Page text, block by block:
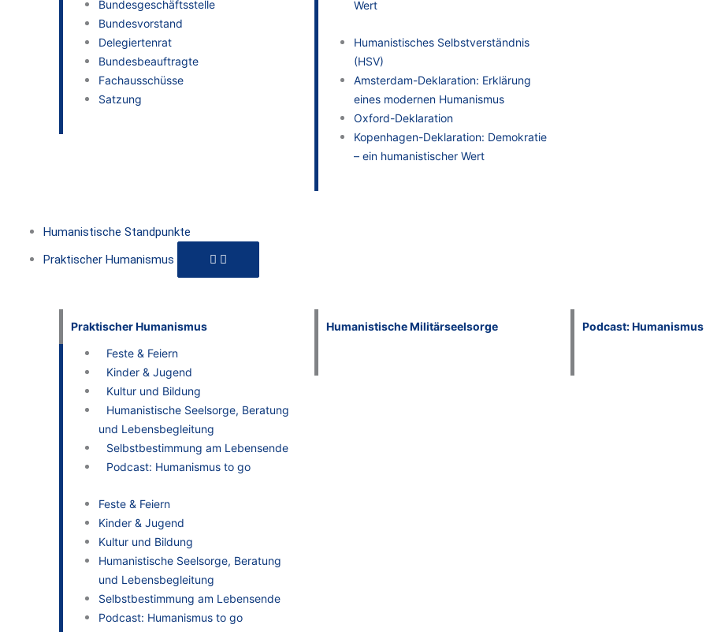
Bundesgeschäftsstelle
Bundesvorstand
Delegiertenrat
Bundesbeauftragte
Fachausschüsse
Satzung
Wert
Humanistisches Selbstverständnis
(HSV)
Amsterdam-Deklaration: Erklärung
eines modernen Humanismus
Oxford-Deklaration
Kopenhagen-Deklaration: Demokratie
– ein humanistischer Wert
Humanistische Standpunkte
Praktischer Humanismus
Praktischer Humanismus
Feste & Feiern
Kinder & Jugend
Kultur und Bildung
Humanistische Seelsorge, Beratung
und Lebensbegleitung
Selbstbestimmung am Lebensende
Podcast: Humanismus to go
Feste & Feiern
Kinder & Jugend
Kultur und Bildung
Humanistische Seelsorge, Beratung
und Lebensbegleitung
Selbstbestimmung am Lebensende
Podcast: Humanismus to go
Humanistische Militärseelsorge Podcast: Humanismus